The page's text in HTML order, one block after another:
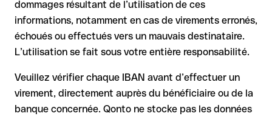
Recommandation: vérifiez systématiquement chaque IBAN
avant un virement (via un outil de vérification) et confirmez-le
directement auprès du bénéficiaire en cas de doute. Cette
précaution est essentielle, en particulier pour des montants
élevés ou de nouvelles relations commerciales.
dommages résultant de l’utilisation de ces
informations, notamment en cas de virements erronés,
échoués ou effectués vers un mauvais destinataire.
L’utilisation se fait sous votre entière responsabilité.
Veuillez vérifier chaque IBAN avant d’effectuer un
virement, directement auprès du bénéficiaire ou de la
banque concernée. Qonto ne stocke pas les données